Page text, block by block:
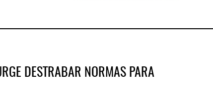
DESTRABAR NORMAS PARA